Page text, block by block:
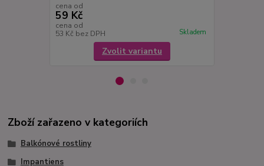
cena od
59 Kč
cena od
53 Kč bez DPH Skladem
Zvolit variantu
Zboží zařazeno v kategoriích
Balkónové rostliny
Impantiens